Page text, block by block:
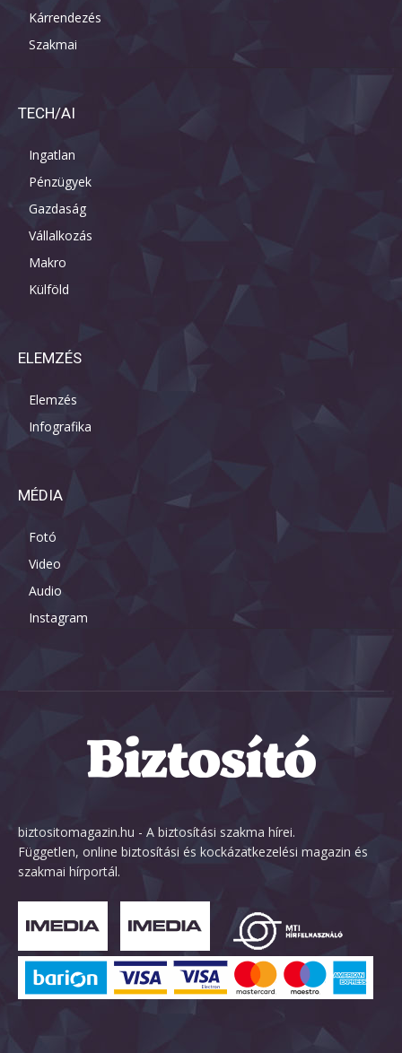
Kárrendezés
Szakmai
TECH/AI
Ingatlan
Pénzügyek
Gazdaság
Vállalkozás
Makro
Külföld
ELEMZÉS
Elemzés
Infografika
MÉDIA
Fotó
Video
Audio
Instagram
biztositomagazin.hu - A biztosítási szakma hírei.
Független, online biztosítási és kockázatkezelési magazin és
szakmai hírportál.